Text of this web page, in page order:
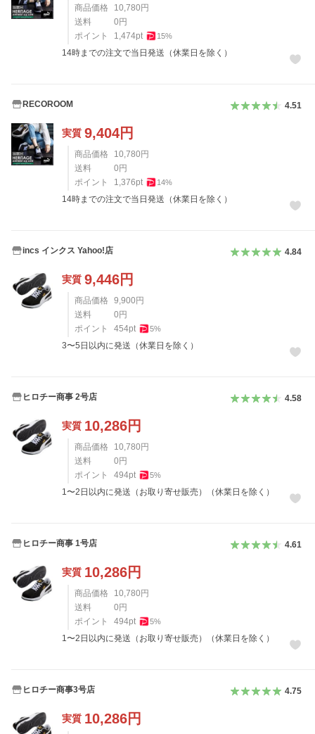
商品価格 10,780 円
送料
0 円
ポイント
1,474pt 15%
14時までの注文で当日発送（休業日を除く）
RECOROOM 4.51
実質 9,404円
商品価格 10,780 円
送料
0 円
ポイント
1,376pt 14%
14時までの注文で当日発送（休業日を除く）
incs インクス Yahoo!店 4.84
実質 9,446円
商品価格 9,900 円
送料
0 円
ポイント
454pt 5%
3〜5日以内に発送（休業日を除く）
ヒロチー商事 2号店 4.58
実質 10,286円
商品価格 10,780 円
送料
0 円
ポイント
494pt 5%
1〜2日以内に発送（お取り寄せ販売）（休業日を除く）
ヒロチー商事 1号店 4.61
実質 10,286円
商品価格 10,780 円
送料
0 円
ポイント
494pt 5%
1〜2日以内に発送（お取り寄せ販売）（休業日を除く）
ヒロチー商事3号店 4.75
実質 10,286円